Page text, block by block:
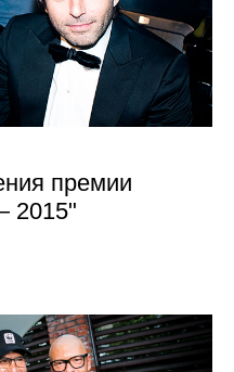
премии
2015"